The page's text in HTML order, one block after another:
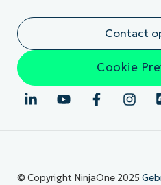
Contact
Cookie
© Copyright NinjaOne 2025